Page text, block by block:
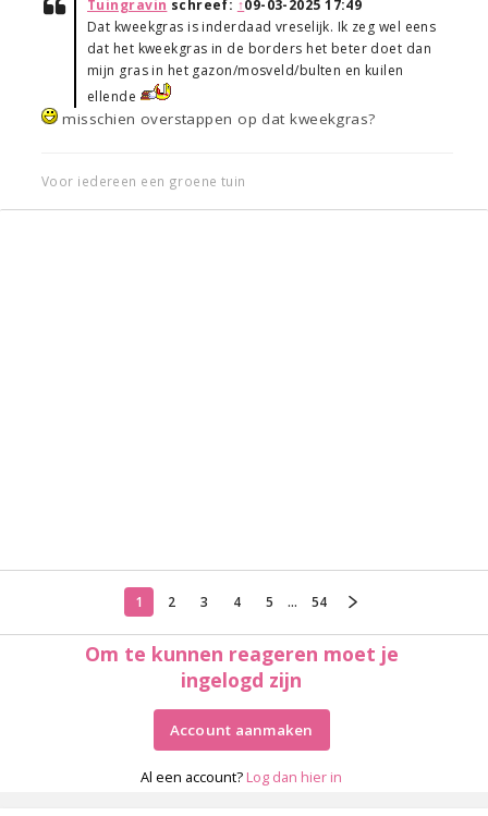
Tuingravin schreef: ↑09-03-2025 17:49
Dat kweekgras is inderdaad vreselijk. Ik zeg wel eens
dat het kweekgras in de borders het beter doet dan
mijn gras in het gazon/mosveld/bulten en kuilen
ellende
misschien overstappen op dat kweekgras?
Voor iedereen een groene tuin
1 2 3 4 5 ... 54
Om te kunnen reageren moet je
ingelogd zijn
Account aanmaken
Al een account? Log dan hier in